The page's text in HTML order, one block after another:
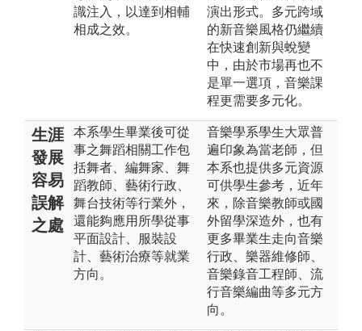
識注入，以達到相輔
相成之效。
演出形式。多元跨域
的新音樂風格仍繼續
在快速創新與蛻變
中，由於市場再也不
是單一選項，音樂課
程更需要多元化。
生涯
發展
容易
誤解
之處
本系學生畢業後可從
事之舞蹈相關工作包
括舞者、編舞家、舞
蹈教師、藝術行政、
舞台技術等行業外，
還能夠應用所學從事
平面設計、服裝設
計、藝術治療等就業
方向。
音樂學系學生大眾普
遍印象為當老師，但
本系也提供多元資源
可供學生參考，近年
來，除音樂教師或國
外留學深造外，也有
更多畢業生走向音樂
行政、樂器維修師、
音樂錄音工程師、流
行音樂編曲等多元方
向。